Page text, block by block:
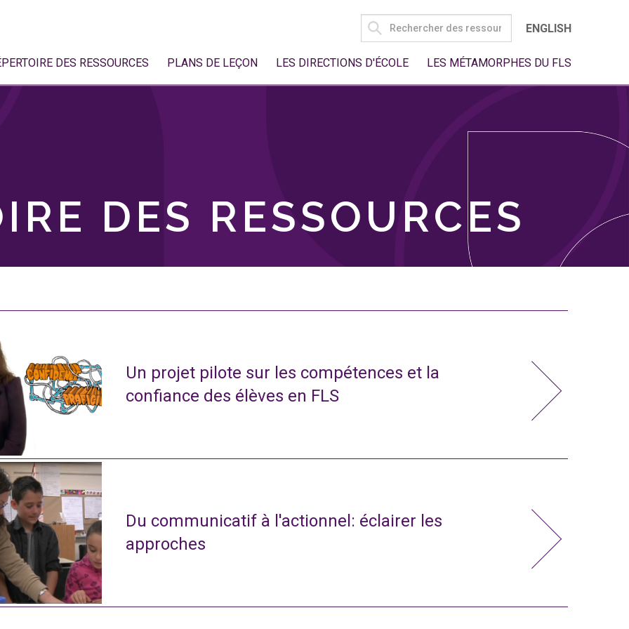
SEARCH
FOR:
ENGLISH
DES RESSOURCES PLANS DE LEÇON LES DIRECTIONS D'ÉCOLE LES MÉTAMORPHES DU FLS
DES RESSOURCES
Un projet pilote sur les compétences et la
confiance des élèves en FLS
Du communicatif à l'actionnel: éclairer les
approches